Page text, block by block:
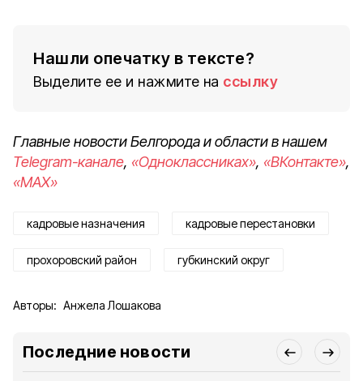
Нашли опечатку в тексте?
Выделите ее и нажмите на ссылку
Главные новости Белгорода и области в нашем
Telegram-канале, «Одноклассниках», «ВКонтакте»,
«MAX»
кадровые назначения кадровые перестановки
прохоровский район губкинский округ
Авторы: Анжела Лошакова
Последние новости